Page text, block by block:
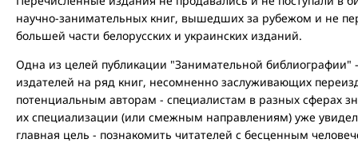
научно-занимательных книг, вышедших за рубежом и не
большей части белорусских и украинских изданий.
Одна из целей публикации "Занимательной
издателей на ряд книг, несомненно заслуживающих
потенциальным авторам - специалистам в разных сферах
их специализации (или смежным направлениям) уже
главная цель - познакомить читателей с бесценным